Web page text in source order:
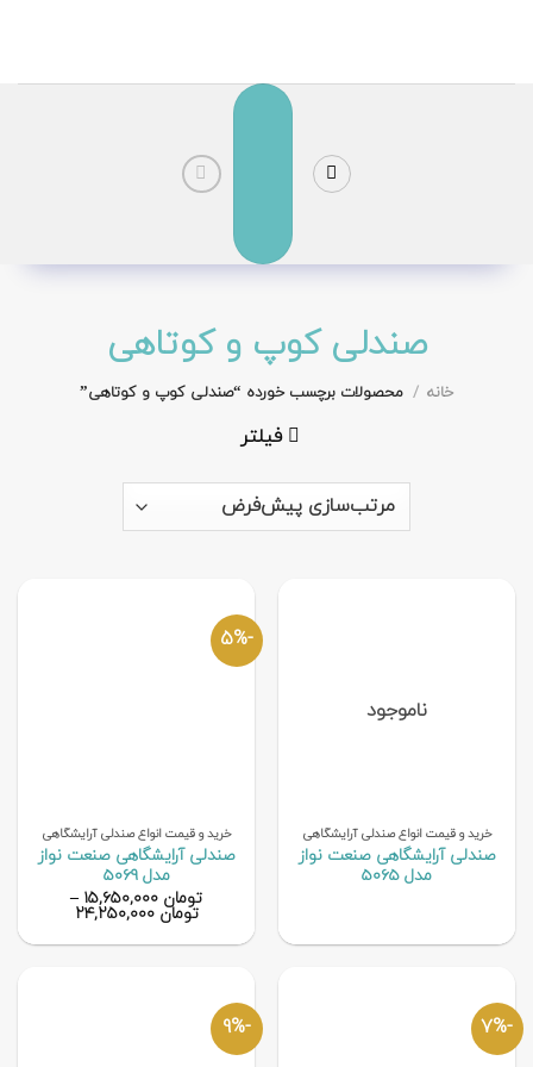
صندلی کوپ و کوتاهی
خانه / محصولات برچسب خورده “صندلی کوپ و کوتاهی”
فیلتر
ناموجود
خرید و قیمت انواع صندلی آرایشگاهی
صندلی آرایشگاهی صنعت نواز
مدل 5065
-5%
خرید و قیمت انواع صندلی آرایشگاهی
صندلی آرایشگاهی صنعت نواز
مدل 5069
تومان
–
تومان ۲۴,۲۵۰,۰۰۰
-7%
-9%